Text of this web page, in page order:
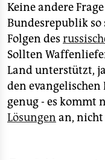
unterstützen
abo
genossenschaft
epaper login
Keine andere
Bundesrepublik so
Folgen des
Sollten
Land unterstützt,
den
genug - es kommt
Lösungen an,